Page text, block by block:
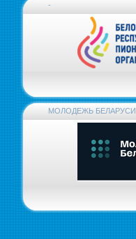
-
МОЛОДЕЖЬ БЕЛАРУСИ